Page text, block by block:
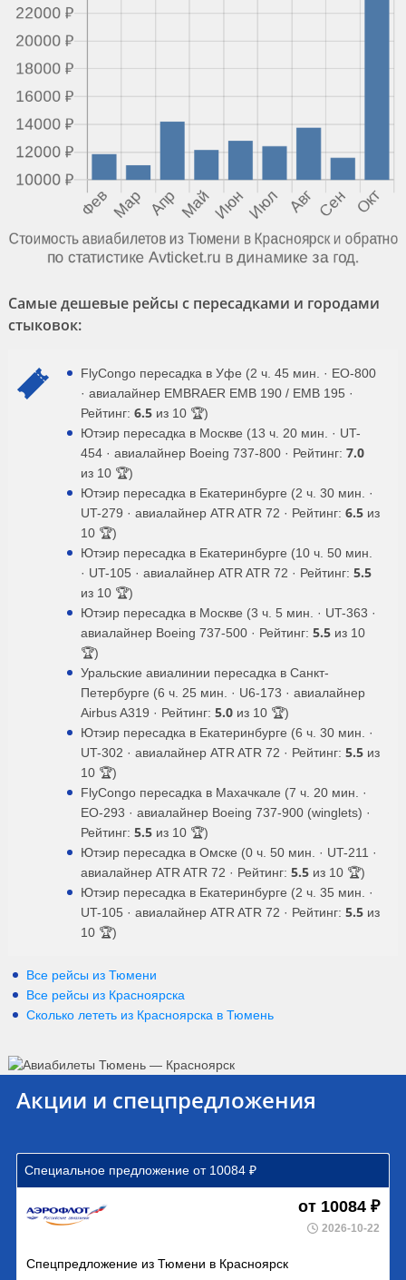
Самые дешевые рейсы с пересадками и городами
стыковок:
FlyCongo пересадка в Уфе (2 ч. 45 мин. · EO-800
· авиалайнер EMBRAER EMB 190 / EMB 195 ·
Рейтинг: 6.5 из 10 🏆)
Ютэир пересадка в Москве (13 ч. 20 мин. · UT-
454 · авиалайнер Boeing 737-800 · Рейтинг: 7.0
из 10 🏆)
Ютэир пересадка в Екатеринбурге (2 ч. 30 мин. ·
UT-279 · авиалайнер ATR ATR 72 · Рейтинг: 6.5 из
10 🏆)
Ютэир пересадка в Екатеринбурге (10 ч. 50 мин.
· UT-105 · авиалайнер ATR ATR 72 · Рейтинг: 5.5
из 10 🏆)
Ютэир пересадка в Москве (3 ч. 5 мин. · UT-363 ·
авиалайнер Boeing 737-500 · Рейтинг: 5.5 из 10
🏆)
Уральские авиалинии пересадка в Санкт-
Петербурге (6 ч. 25 мин. · U6-173 · авиалайнер
Airbus A319 · Рейтинг: 5.0 из 10 🏆)
Ютэир пересадка в Екатеринбурге (6 ч. 30 мин. ·
UT-302 · авиалайнер ATR ATR 72 · Рейтинг: 5.5 из
10 🏆)
FlyCongo пересадка в Махачкале (7 ч. 20 мин. ·
EO-293 · авиалайнер Boeing 737-900 (winglets) ·
Рейтинг: 5.5 из 10 🏆)
Ютэир пересадка в Омске (0 ч. 50 мин. · UT-211 ·
авиалайнер ATR ATR 72 · Рейтинг: 5.5 из 10 🏆)
Ютэир пересадка в Екатеринбурге (2 ч. 35 мин. ·
UT-105 · авиалайнер ATR ATR 72 · Рейтинг: 5.5 из
10 🏆)
Все рейсы из Тюмени
Все рейсы из Красноярска
Сколько лететь из Красноярска в Тюмень
Акции и спецпредложения
Специальное предложение от 10084 ₽
от 10084 ₽
2026-10-22
Спецпредложение из Тюмени в Красноярск